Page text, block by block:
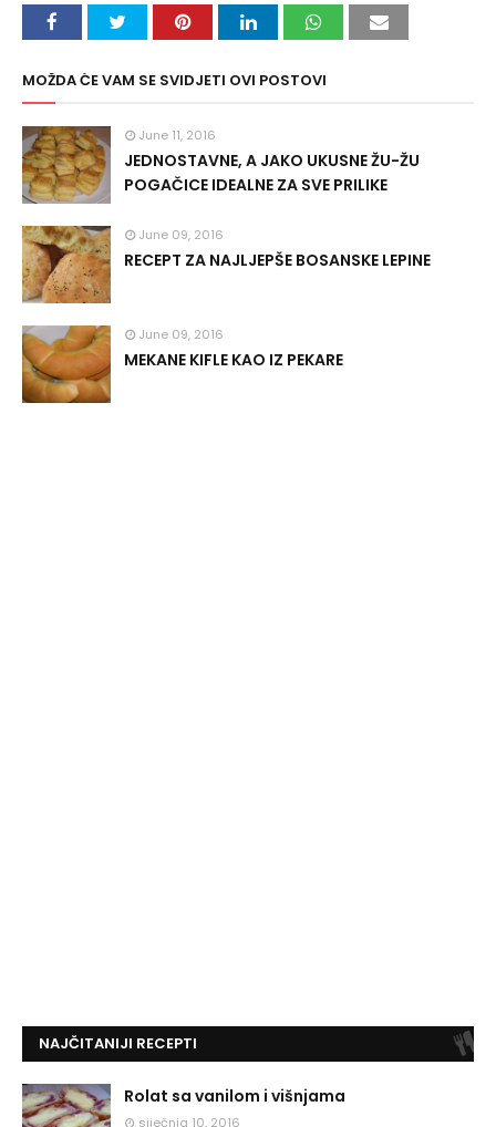
MOŽDA ĆE VAM SE SVIDJETI OVI POSTOVI
June 11, 2016
JEDNOSTAVNE, A JAKO UKUSNE ŽU-ŽU
POGAČICE IDEALNE ZA SVE PRILIKE
June 09, 2016
RECEPT ZA NAJLJEPŠE BOSANSKE LEPINE
June 09, 2016
MEKANE KIFLE KAO IZ PEKARE
NAJČITANIJI RECEPTI
Rolat sa vanilom i višnjama
siječnja 10, 2016